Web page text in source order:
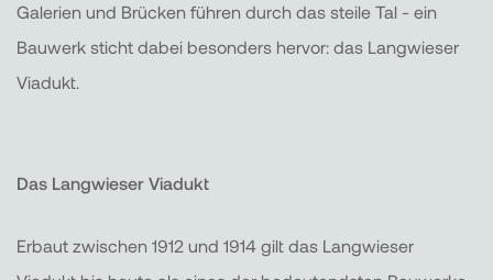
Galerien und Brücken führen durch das steile Tal - ein
Bauwerk sticht dabei besonders hervor: das Langwieser
Viadukt.
Das Langwieser Viadukt
Erbaut zwischen 1912 und 1914 gilt das Langwieser